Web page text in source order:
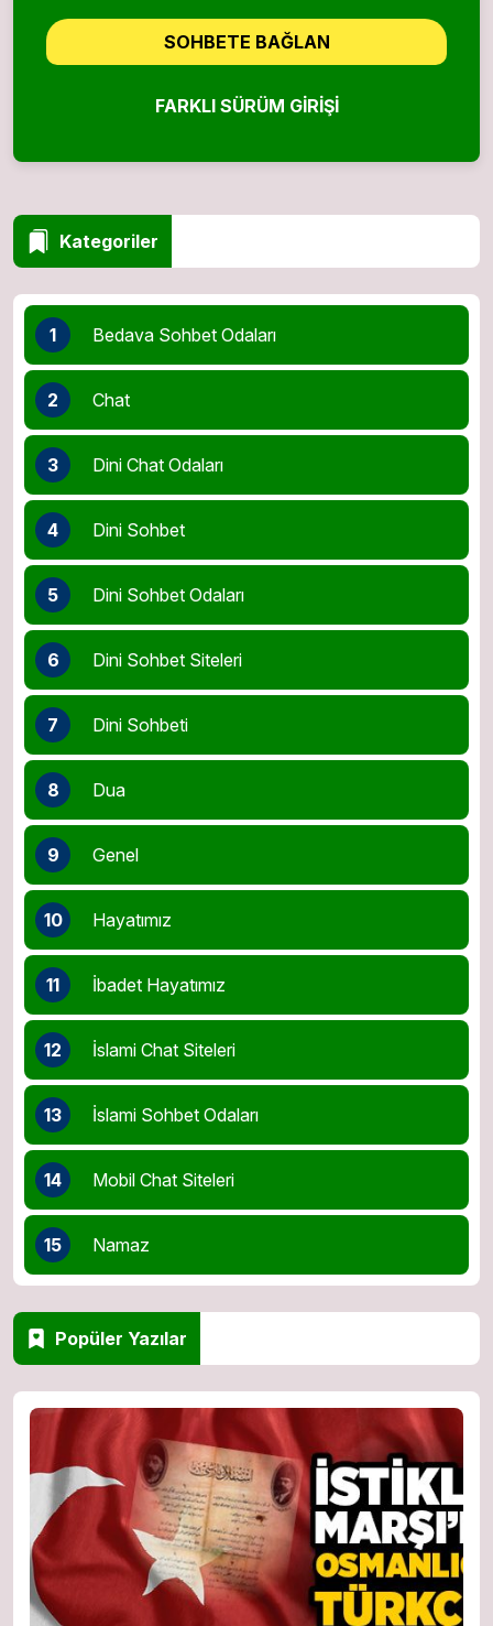
SOHBETE BAĞLAN
FARKLI SÜRÜM GIRIŞI
Kategoriler
1 Bedava Sohbet Odaları
2 Chat
3 Dini Chat Odaları
4 Dini Sohbet
5 Dini Sohbet Odaları
6 Dini Sohbet Siteleri
7 Dini Sohbeti
8 Dua
9 Genel
10 Hayatımız
11 İbadet Hayatımız
12 İslami Chat Siteleri
13 İslami Sohbet Odaları
14 Mobil Chat Siteleri
15 Namaz
Popüler Yazılar